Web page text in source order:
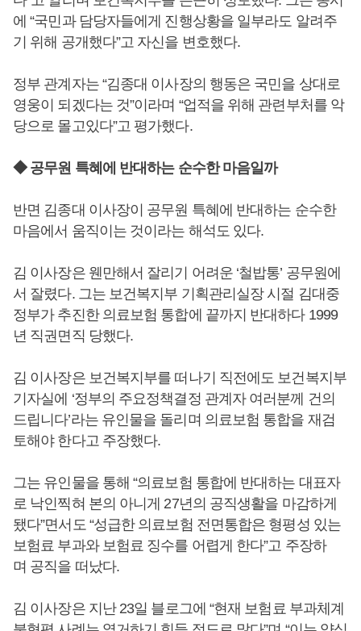
에 “국민과 담당자들에게 진행상황을 일부라도 알려주
기 위해 공개했다”고 자신을 변호했다.
정부 관계자는 “김종대 이사장의 행동은 국민을 상대로
영웅이 되겠다는 것”이라며 “업적을 위해 관련부처를 악
당으로 몰고있다”고 평가했다.
◆ 공무원 특혜에 반대하는 순수한 마음일까
반면 김종대 이사장이 공무원 특혜에 반대하는 순수한
마음에서 움직이는 것이라는 해석도 있다.
김 이사장은 웬만해서 잘리기 어려운 ‘철밥통’ 공무원에
서 잘렸다. 그는 보건복지부 기획관리실장 시절 김대중
정부가 추진한 의료보험 통합에 끝까지 반대하다 1999
년 직권면직 당했다.
김 이사장은 보건복지부를 떠나기 직전에도 보건복지부
기자실에 ‘정부의 주요정책결정 관계자 여러분께 건의
드립니다’라는 유인물을 돌리며 의료보험 통합을 재검
토해야 한다고 주장했다.
그는 유인물을 통해 “의료보험 통합에 반대하는 대표자
로 낙인찍혀 본의 아니게 27년의 공직생활을 마감하게
됐다”면서도 “성급한 의료보험 전면통합은 형평성 있는
보험료 부과와 보험료 징수를 어렵게 한다”고 주장하
며 공직을 떠났다.
김 이사장은 지난 23일 블로그에 “현재 보험료 부과체계